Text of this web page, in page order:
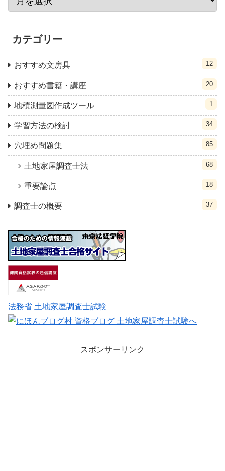
カテゴリー
おすすめ文房具 12
おすすめ書籍・講座 20
地積測量図作成ツール 1
学習方法の検討 34
穴埋め問題集 85
土地家屋調査士法 68
重要論点 18
調査士の概要 37
法務省 土地家屋調査士試験
スポンサーリンク